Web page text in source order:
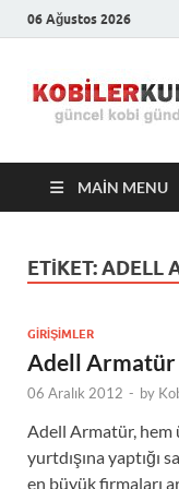
06 Ağustos 2026
MAIN MENU
ETIKET:ADELL
GIRIŞIMLER
Adell Armatür
06 Aralık 2012 - by
Adell Armatür, hem
yurtdışına yaptığı
en büyük firmaları